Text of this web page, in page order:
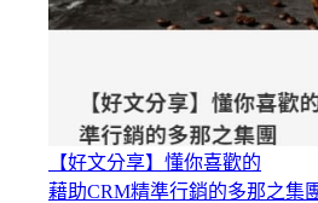
【好文分享】懂你喜歡的
藉助CRM精準行銷的多那之集